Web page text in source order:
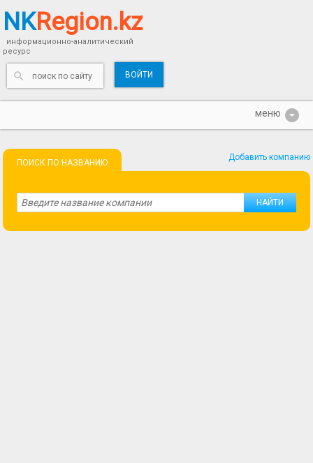
NKRegion.kz
информационно-аналитический
ресурс
ВОЙТИ
ПОИСК ПО НАЗВАНИЮ
Добавить компанию